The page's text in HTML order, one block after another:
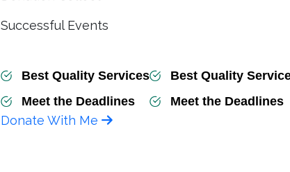
Successful Events
Best Quality Services
Meet the Deadlines
Best Quality
Meet the Deadlines
Donate With Me